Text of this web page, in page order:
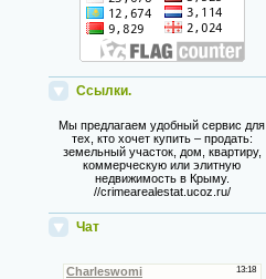
Ссылки.
Мы предлагаем удобный сервис для
тех, кто хочет купить – продать:
земельный участок, дом, квартиру,
коммерческую или элитную
недвижимость в Крыму.
//crimearealestat.ucoz.ru/
Чат